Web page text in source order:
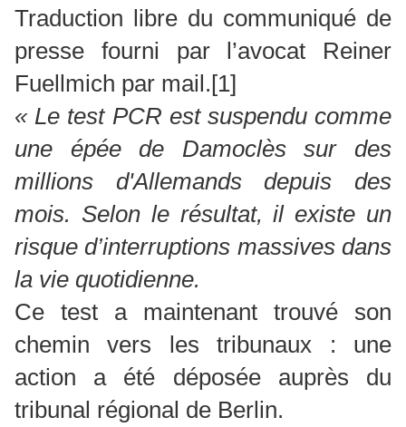
Traduction libre du communiqué de
presse fourni par l’avocat Reiner
Fuellmich par mail.[1]
« Le test PCR est suspendu comme
une épée de Damoclès sur des
millions d'Allemands depuis des
mois. Selon le résultat, il existe un
risque d’interruptions massives dans
la vie quotidienne.
Ce test a maintenant trouvé son
chemin vers les tribunaux : une
action a été déposée auprès du
tribunal régional de Berlin.